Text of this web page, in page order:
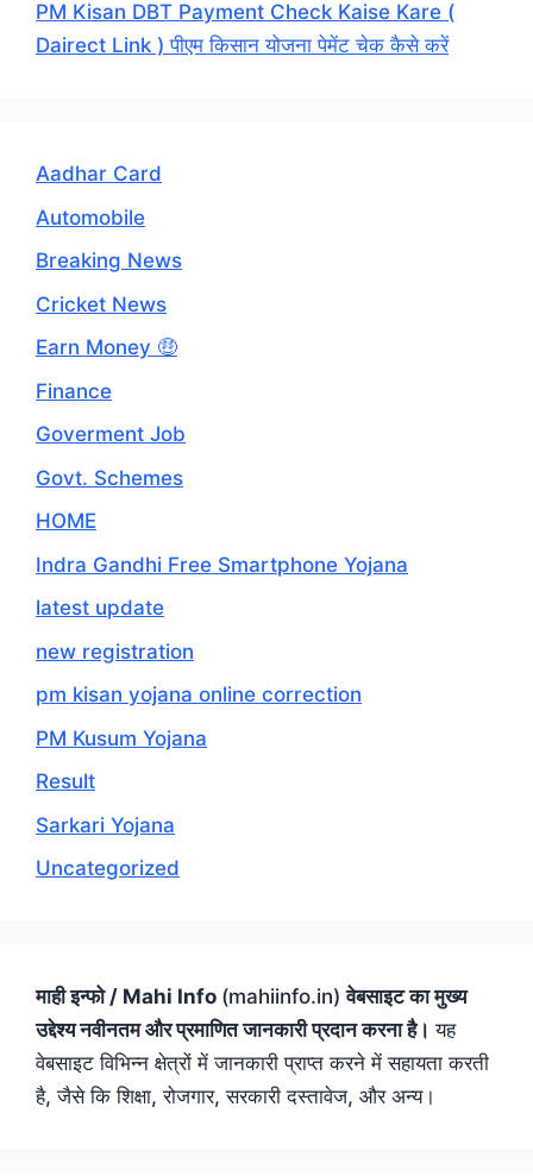
PM Kisan DBT Payment Check Kaise Kare (
Dairect Link ) पीएम किसान योजना पेमेंट चेक कैसे करें
Aadhar Card
Automobile
Breaking News
Cricket News
Earn Money 🤑
Finance
Goverment Job
Govt. Schemes
HOME
Indra Gandhi Free Smartphone Yojana
latest update
new registration
pm kisan yojana online correction
PM Kusum Yojana
Result
Sarkari Yojana
Uncategorized
माही इन्फो / Mahi Info (mahiinfo.in)वेबसाइट का मुख्य
उद्देश्य नवीनतम और प्रमाणित जानकारी प्रदान करना है। यह
वेबसाइट विभिन्न क्षेत्रों में जानकारी प्राप्त करने में सहायता करती
है, जैसे कि शिक्षा, रोजगार, सरकारी दस्तावेज, और अन्य।